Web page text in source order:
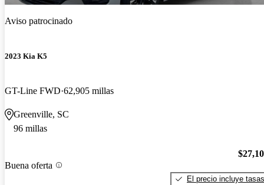
Aviso patrocinado
2023 Kia K5
GT-Line FWD 62,905 millas
Greenville, SC
96 millas
Buena oferta
El precio incluye tasas